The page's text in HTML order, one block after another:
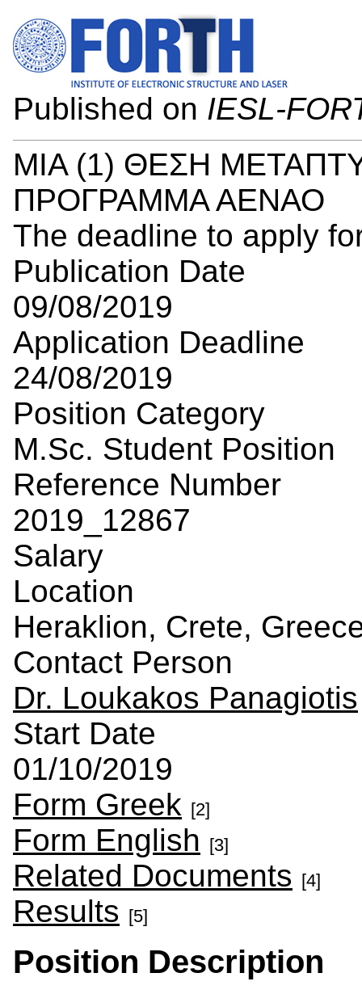
Published on IESL-
ΜΙΑ (1) ΘΕΣΗ
ΠΡΟΓΡΑΜΜΑ ΑΕΝΑΟ
The deadline to apply
Publication Date
09/08/2019
Application Deadline
24/08/2019
Position Category
M.Sc. Student Position
Reference Number
2019_12867
Salary
Location
Heraklion, Crete,
Contact Person
Dr. Loukakos Panagiotis
Start Date
01/10/2019
Form Greek [2]
Form English [3]
Related Documents [4]
Results [5]
Position Description